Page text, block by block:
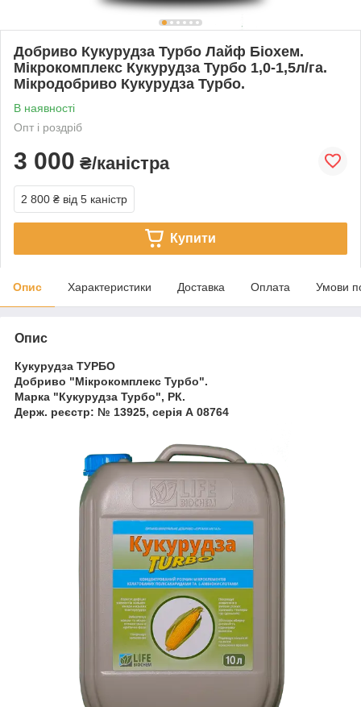
Добриво Кукурудза Турбо Лайф Біохем.
Мікрокомплекс Кукурудза Турбо 1,0-1,5л/га.
Мікродобриво Кукурудза Турбо.
В наявності
Опт і роздріб
3 000 ₴/каністра
2 800 ₴ від 5 каністр
Купити
Опис Характеристики Доставка Оплата Умови
Опис
Кукурудза ТУРБО
Добриво "Мікрокомплекс Турбо".
Марка "Кукурудза Турбо", РК.
Держ. реєстр: № 13925, серія А 08764